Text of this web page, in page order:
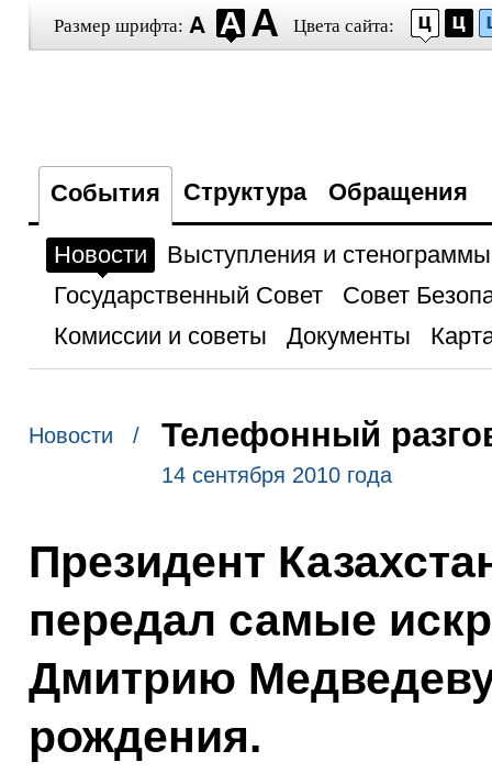
Размер шрифта: Цвета сайта:
События Структура Обращения
Новости
Выступления и стенограммы
Государственный Совет
Совет
Комиссии и советы
Документы
Новости / Телефонный
14 сентября 2010 года
Президент
передал самые
Дмитрию
рождения.